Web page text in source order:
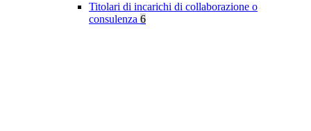
Titolari di incarichi di collaborazione o
consulenza 6